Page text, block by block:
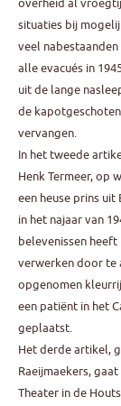
overheid al
situaties bij
veel
alle evacués in
uit de lange
de
vervangen.
In het tweede
Henk Termeer, op
een heuse prins
in het najaar van
belevenissen heeft
verwerken door te
opgenomen
een patiënt in het
geplaatst.
Het derde artikel,
Raeijmaekers,
Theater in de